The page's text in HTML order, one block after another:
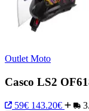
Outlet Moto
Casco LS2
59€ 143.20€